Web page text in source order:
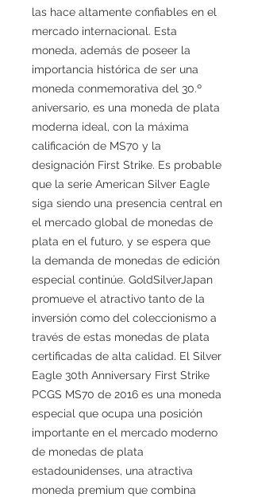
las hace altamente confiables en el
mercado internacional. Esta
moneda, además de poseer la
importancia histórica de ser una
moneda conmemorativa del 30.º
aniversario, es una moneda de plata
moderna ideal, con la máxima
calificación de MS70 y la
designación First Strike. Es probable
que la serie American Silver Eagle
siga siendo una presencia central en
el mercado global de monedas de
plata en el futuro, y se espera que
la demanda de monedas de edición
especial continúe. GoldSilverJapan
promueve el atractivo tanto de la
inversión como del coleccionismo a
través de estas monedas de plata
certificadas de alta calidad. El Silver
Eagle 30th Anniversary First Strike
PCGS MS70 de 2016 es una moneda
especial que ocupa una posición
importante en el mercado moderno
de monedas de plata
estadounidenses, una atractiva
moneda premium que combina